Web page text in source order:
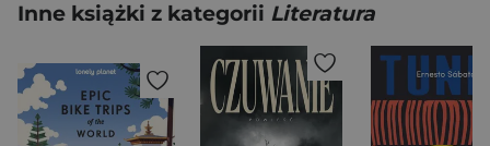
Inne książki z kategorii Literatura